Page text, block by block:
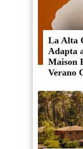
La Alta
Adapta
Maison
Verano